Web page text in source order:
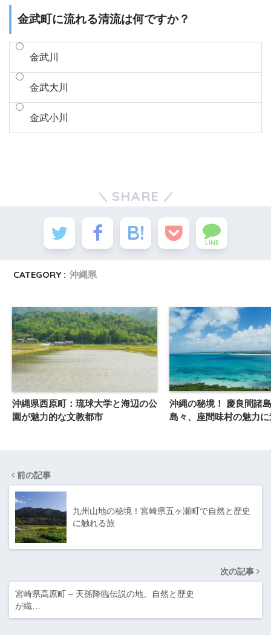
金武町に流れる清流は何ですか？
金武川
金武大川
金武小川
SHARE
LINE
CATEGORY : 沖縄県
沖縄県西原町：琉球大学と海辺の公
園が魅力的な文教都市
沖縄の秘境！ 慶良間諸
島々、座間味村の魅力
前の記事
九州山地の秘境！宮崎県五ヶ瀬町で自然と歴史
に触れる旅
次の記事
宮崎県高原町 – 天孫降臨伝説の地、自然と歴史
が織…